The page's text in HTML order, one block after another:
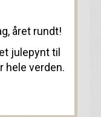
året rundt!
julepynt til
hele verden.